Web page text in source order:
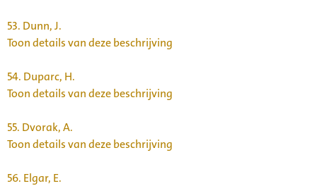
53. Dunn, J.
Toon details van deze beschrijving
54. Duparc, H.
Toon details van deze beschrijving
55. Dvorak, A.
Toon details van deze beschrijving
56. Elgar, E.